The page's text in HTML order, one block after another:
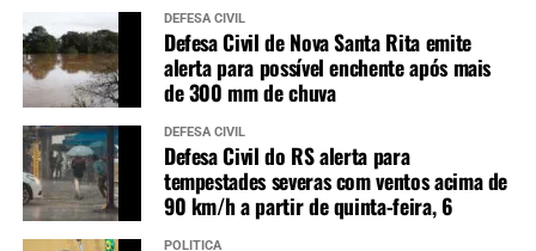
DEFESA CIVIL
Defesa Civil de Nova Santa Rita emite
alerta para possível enchente após mais
de 300 mm de chuva
DEFESA CIVIL
Defesa Civil do RS alerta para
tempestades severas com ventos acima de
90 km/h a partir de quinta-feira, 6
POLÍTICA